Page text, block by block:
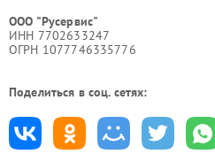
ООО "Русервис"
ИНН 7702633247
ОГРН 1077746335776
Поделиться в соц. сетях: